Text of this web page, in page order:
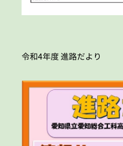
令和4年度 進路だより